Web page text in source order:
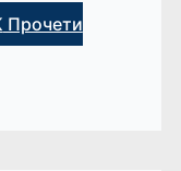
Прочети